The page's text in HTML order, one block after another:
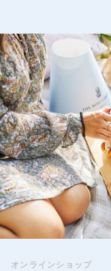
オンラインショップ